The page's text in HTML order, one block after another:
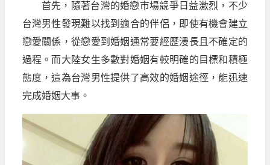
首先，隨著台灣的婚戀市場競爭日益激烈，不少
台灣男性發現難以找到適合的伴侶，即使有機會建立
戀愛關係，從戀愛到婚姻通常要經歷漫長且不確定的
過程。而大陸女生多數對婚姻有較明確的目標和積極
態度，這為台灣男性提供了高效的婚姻途徑，能迅速
完成婚姻大事。